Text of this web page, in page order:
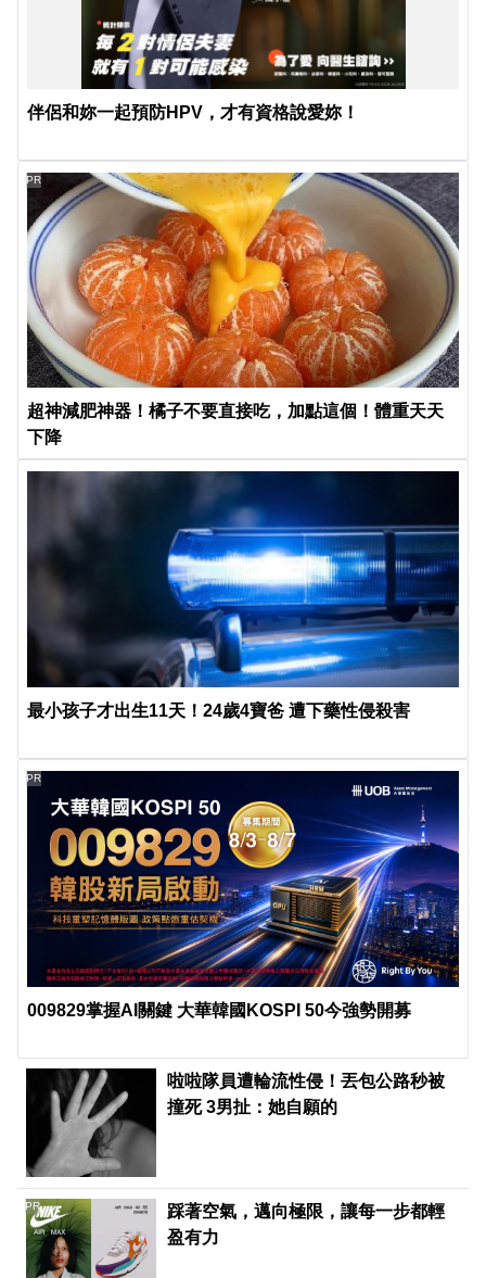
伴侶和妳一起預防HPV，才有資格說愛妳！
超神減肥神器！橘子不要直接吃，加點這個！體重天天
下降
PR
最小孩子才出生11天！24歲4寶爸 遭下藥性侵殺害
009829掌握AI關鍵 大華韓國KOSPI 50今強勢開募
PR
啦啦隊員遭輪流性侵！丟包公路秒被
撞死 3男扯：她自願的
踩著空氣，邁向極限，讓每一步都輕
盈有力
PR